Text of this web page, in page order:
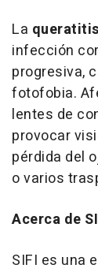
La
infección
progresiva,
fotofobia.
lentes de
provocar
pérdida del
o varios
Acerca de
SIFI es una